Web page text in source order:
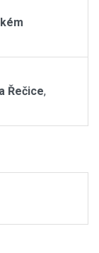
Řečice,